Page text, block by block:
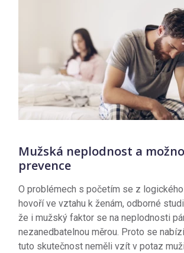
Mužská neplodnost a
prevence
O problémech s početím se z
hovoří ve vztahu k ženám, odborné
že i mužský faktor se na neplodnosti
nezanedbatelnou měrou. Proto se
tuto skutečnost neměli vzít v potaz